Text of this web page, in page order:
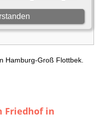
Hamburg-Groß Flottbek.
Friedhof in